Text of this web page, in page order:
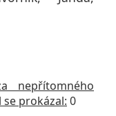
nepřítomného
prokázal: 0